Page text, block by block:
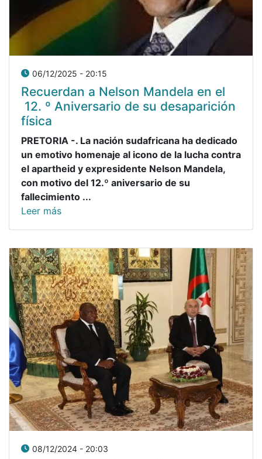
06/12/2025 - 20:15
Recuerdan a Nelson Mandela en el
12. º Aniversario de su desaparición
física
PRETORIA -. La nación sudafricana ha dedicado
un emotivo homenaje al icono de la lucha contra
el apartheid y expresidente Nelson Mandela,
con motivo del 12.º aniversario de su
fallecimiento ...
Leer más
08/12/2024 - 20:03